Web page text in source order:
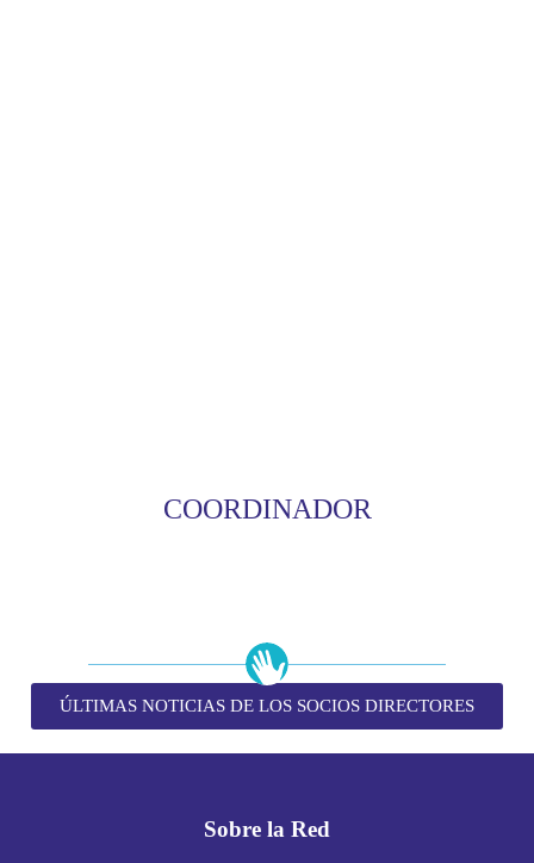
COORDINADOR
ÚLTIMAS NOTICIAS DE LOS SOCIOS DIRECTORES
Sobre la Red